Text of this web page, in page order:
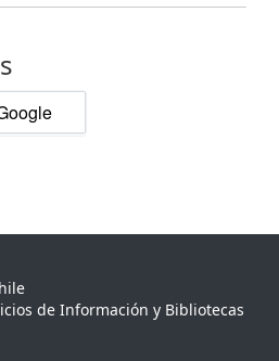
de Información y Bibliotecas